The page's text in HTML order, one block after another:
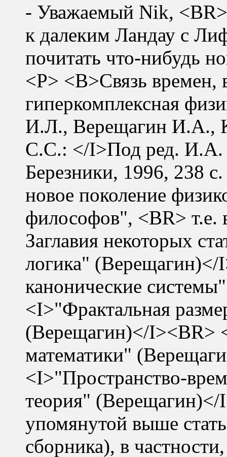
- Уважаемый Nik,
к далеким Ландау с
почитать что-нибудь
<P> <B>Связь
гиперкомплексная
И.Л., Верещагин И.А.,
С.С.: </I>Под ред. И.А.
Березники, 1996, 238
новое поколение
философов", <BR> т.е.
Заглавия некоторых
логика"
канонические
<I>"Фрактальная
(Верещагин)</I><BR>
математики"
<I>"Пространство-
теория"
упомянутой выше
сборника), в